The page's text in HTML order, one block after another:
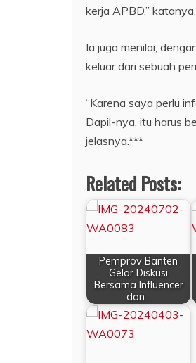
kerja APBD,” katanya.
Ia juga menilai,
keluar dari sebuah
“Karena saya perlu
Dapil-nya, itu harus
jelasnya.***
Related Posts:
Pemprov Banten
Gelar Diskusi
Bersama Influencer
dan…